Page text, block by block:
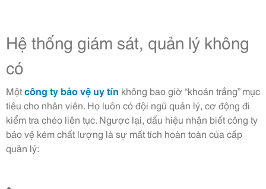
Hệ thống giám sát, quản lý không
có
Mộtcông ty bảo vệ uy tín không bao giờ “khoán trắng” mục
tiêu cho nhân viên. Họ luôn có đội ngũ quản lý, cơ động đi
kiểm tra chéo liên tục. Ngược lại, dấu hiệu nhận biết công ty
bảo vệ kém chất lượng là sự mất tích hoàn toàn của cấp
quản lý: